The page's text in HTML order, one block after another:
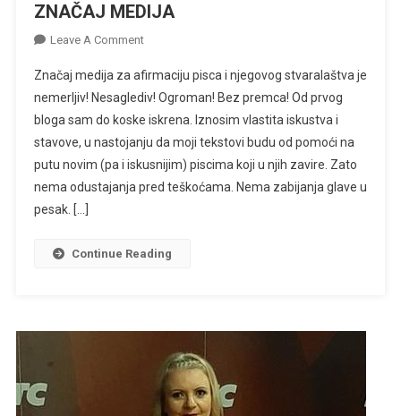
ZNAČAJ MEDIJA
Leave A CommentOn
MEDIJA
Značaj medija za afirmaciju pisca i njegovog stvaralaštva je
nemerljiv! Nesaglediv! Ogroman! Bez premca! Od prvog
bloga sam do koske iskrena. Iznosim vlastita iskustva i
stavove, u nastojanju da moji tekstovi budu od pomoći na
putu novim (pa i iskusnijim) piscima koji u njih zavire. Zato
nema odustajanja pred teškoćama. Nema zabijanja glave u
pesak. […]
Continue Reading